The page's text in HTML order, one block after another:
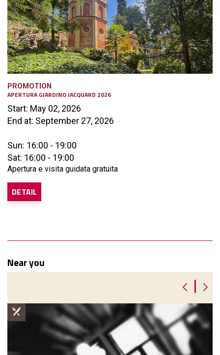
PROMOTION
APERTURA GIARDINO JACQUARD 2026
Start: May 02, 2026
End at: September 27, 2026
Sun: 16:00 - 19:00
Sat: 16:00 - 19:00
Apertura e visita guidata gratuita
DETAIL
Near you
|